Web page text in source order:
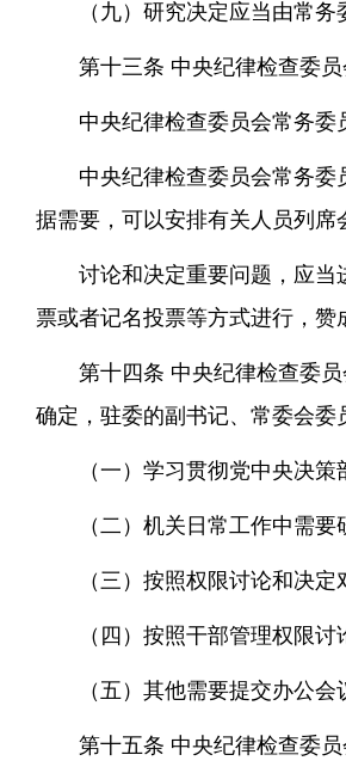
（九）研究决定应当由常
第十三条 中央纪律检查委
中央纪律检查委员会常务
中央纪律检查委员会常务
据需要，可以安排有关人员列席
讨论和决定重要问题，应
票或者记名投票等方式进行，
第十四条 中央纪律检查委
确定，驻委的副书记、常委会
（一）学习贯彻党中央决策
（二）机关日常工作中需
（三）按照权限讨论和决
（四）按照干部管理权限
（五）其他需要提交办公会
第十五条 中央纪律检查委